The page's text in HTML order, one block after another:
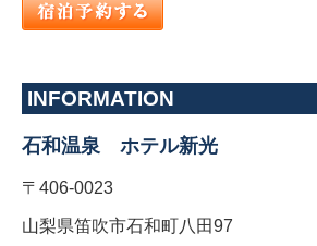
INFORMATION
石和温泉 ホテル新光
〒406-0023
山梨県笛吹市石和町八田97